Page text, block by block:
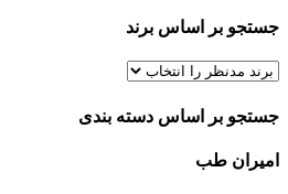
جستجو بر اساس برند
جستجو بر اساس دسته بندی
امیران طب